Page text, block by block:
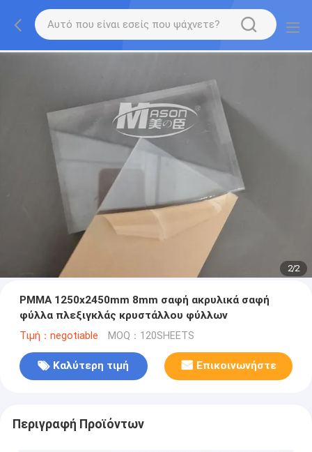
2/2
PMMA 1250x2450mm 8mm σαφή ακρυλικά σαφή
φύλλα πλεξιγκλάς κρυστάλλου φύλλων
Τιμή：negotiable MOQ：120SHEETS
Καλύτερη τιμή Επικοινωνήστε
Περιγραφή Προϊόντων